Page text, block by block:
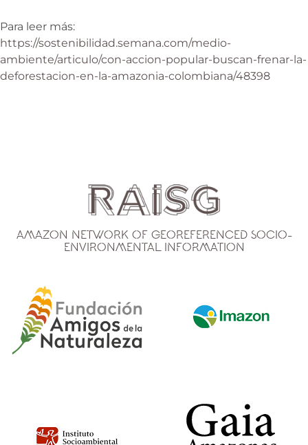
Para leer más:
https://sostenibilidad.semana.com/medio-
ambiente/articulo/con-accion-popular-buscan-frenar-la-
deforestacion-en-la-amazonia-colombiana/48398
Amazon Network of Georeferenced Socio-
Environmental Information